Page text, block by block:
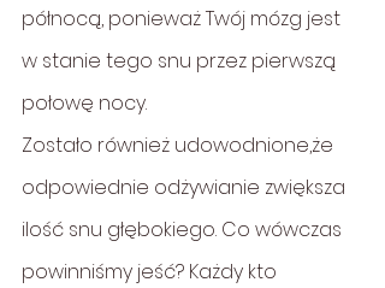
północą, ponieważ Twój mózg jest
w stanie tego snu przez pierwszą
połowę nocy.
Zostało również udowodnione,że
odpowiednie odżywianie zwiększa
ilość snu głębokiego. Co wówczas
powinniśmy jeść? Każdy kto